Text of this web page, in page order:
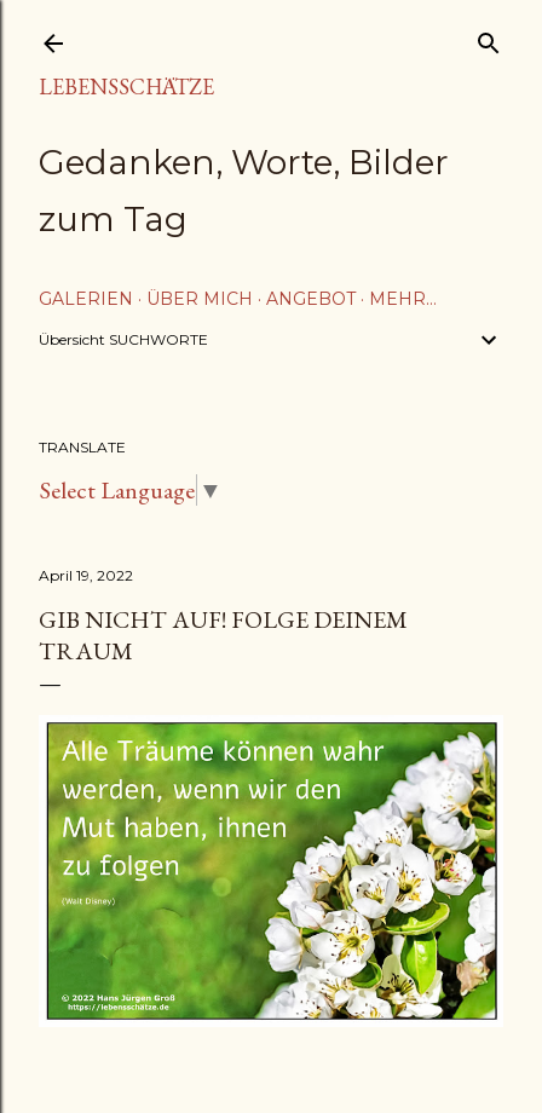
LEBENSSCHÄTZE
Gedanken, Worte, Bilder
zum Tag
GALERIEN ÜBER MICH ANGEBOT MEHR…
Übersicht SUCHWORTE
TRANSLATE
Select Language ▼
April 19, 2022
GIB NICHT AUF! FOLGE DEINEM
TRAUM